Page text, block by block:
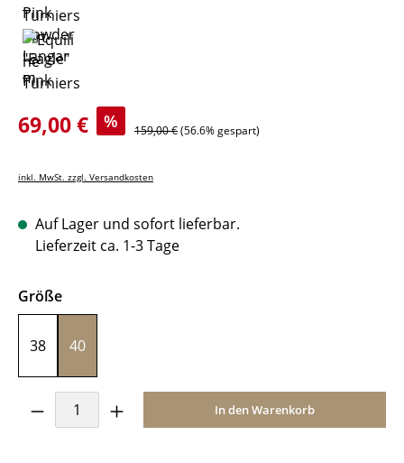
Verkaufspreis:
69,00 € % Regulärer Preis:
159,00 €(56.6% gespart)
inkl. MwSt. zzgl. Versandkosten
Auf Lager und sofort lieferbar.
Lieferzeit ca. 1-3 Tage
Größeauswählen
38 40
Produkt Anzahl: Gib den gewünschten
In den Warenkorb